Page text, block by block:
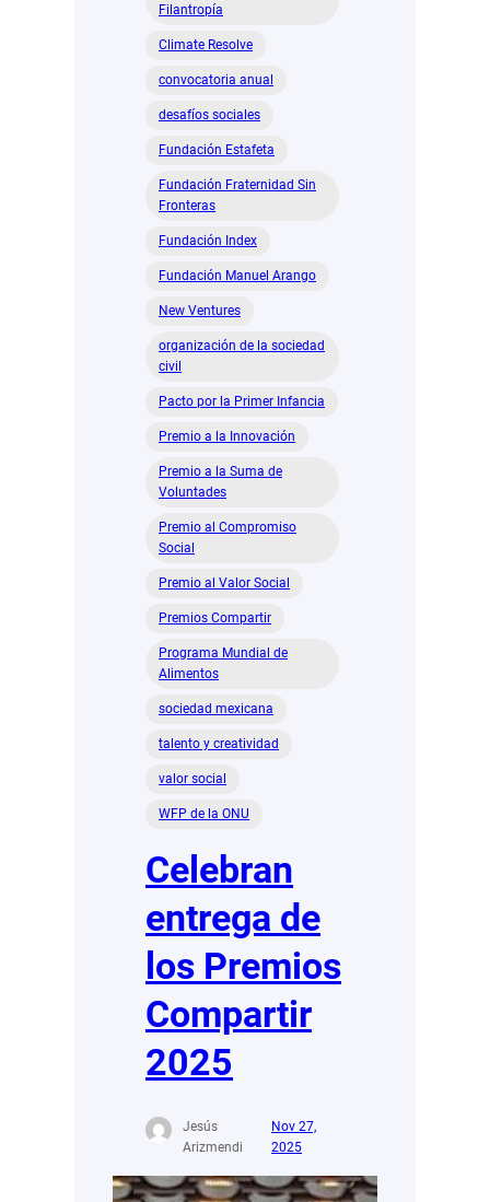
Filantropía
Climate Resolve
convocatoria anual
desafíos sociales
Fundación Estafeta
Fundación Fraternidad Sin
Fronteras
Fundación Index
Fundación Manuel Arango
New Ventures
organización de la sociedad
civil
Pacto por la Primer Infancia
Premio a la Innovación
Premio a la Suma de
Voluntades
Premio al Compromiso
Social
Premio al Valor Social
Premios Compartir
Programa Mundial de
Alimentos
sociedad mexicana
talento y creatividad
valor social
WFP de la ONU
Celebran
entrega de
los Premios
Compartir
2025
Jesús
Arizmendi
Nov 27,
2025